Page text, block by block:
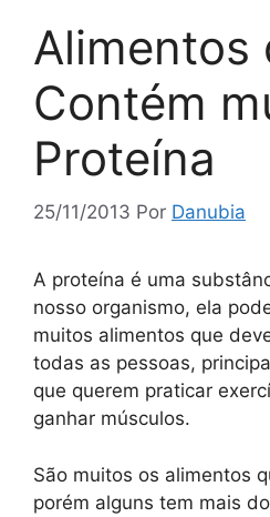
Alimentos
Contém
Proteína
25/11/2013 Por Danubia
A proteína é uma
nosso organismo, ela
muitos alimentos que
todas as pessoas,
que querem praticar
ganhar músculos.
São muitos os alimentos
porém alguns tem mais